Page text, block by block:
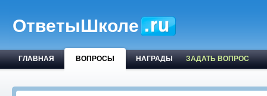
ОтветыШколе
ГЛАВНАЯ ВОПРОСЫ НАГРАДЫ ЗАДАТЬ ВОПРОС